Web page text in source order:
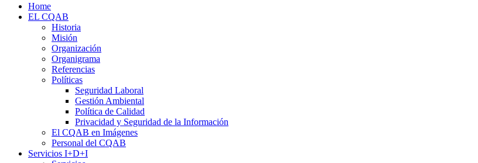
Home
EL CQAB
Historia
Misión
Organización
Organigrama
Referencias
Políticas
Seguridad Laboral
Gestión Ambiental
Política de Calidad
Privacidad y Seguridad de la Información
El CQAB en Imágenes
Personal del CQAB
Servicios I+D+i